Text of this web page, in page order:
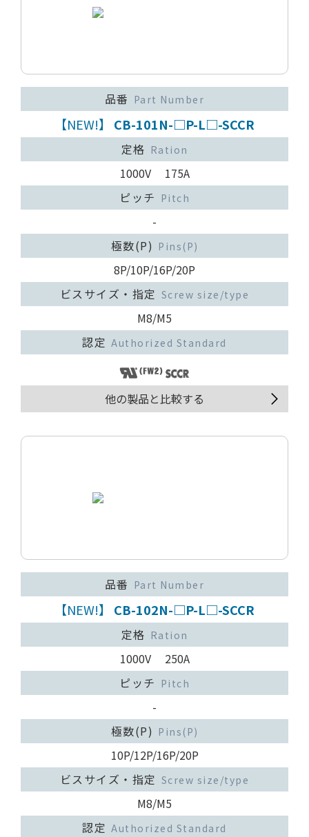
品番 Part Number
【NEW!】 CB-101N-□P-L□-SCCR
定格 Ration
1000V 175A
ピッチ Pitch
-
極数(P) Pins(P)
8P/10P/16P/20P
ビスサイズ・指定 Screw size/type
M8/M5
認定 Authorized Standard
他の製品と比較する
品番 Part Number
【NEW!】 CB-102N-□P-L□-SCCR
定格 Ration
1000V 250A
ピッチ Pitch
-
極数(P) Pins(P)
10P/12P/16P/20P
ビスサイズ・指定 Screw size/type
M8/M5
認定 Authorized Standard